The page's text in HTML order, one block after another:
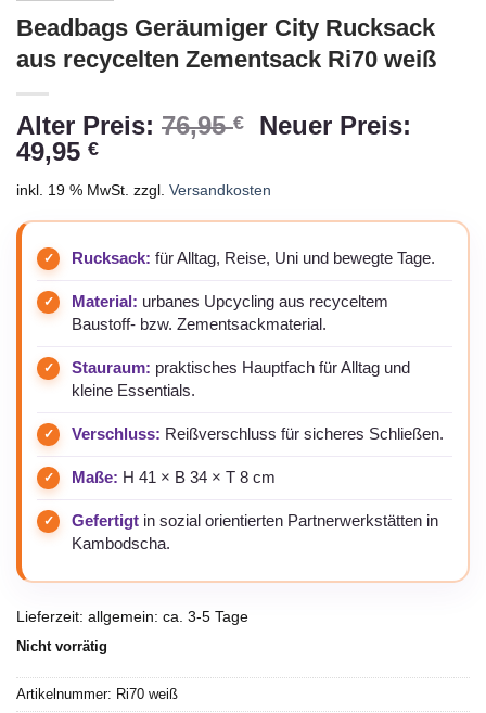
Beadbags Geräumiger City Rucksack
aus recycelten Zementsack Ri70 weiß
Alter Preis: 76,95€
Ursprünglicher
76,95 €
Neuer Preis:
49,95 €Aktueller
ist:
49,95 €.
inkl. 19 % MwSt. zzgl. Versandkosten
Rucksack: für Alltag, Reise, Uni und bewegte Tage.
Material: urbanes Upcycling aus recyceltem
Baustoff- bzw. Zementsackmaterial.
Stauraum: praktisches Hauptfach für Alltag und
kleine Essentials.
Verschluss: Reißverschluss für sicheres Schließen.
Maße: H 41 × B 34 × T 8 cm
Gefertigt in sozial orientierten Partnerwerkstätten in
Kambodscha.
Lieferzeit: allgemein: ca. 3-5 Tage
Nicht vorrätig
Artikelnummer: Ri70 weiß